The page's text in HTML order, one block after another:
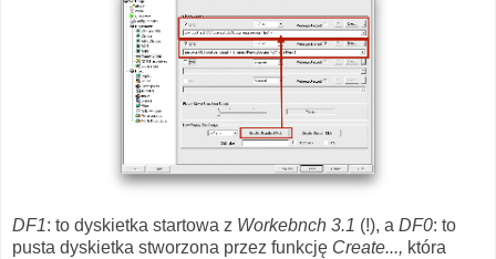
DF1: to dyskietka startowa z Workebnch 3.1 (!), a DF0: to
pusta dyskietka stworzona przez funkcję Create..., która